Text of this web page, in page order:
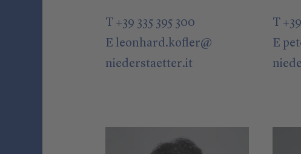
T +39 335 395 300
E leonhard.kofler@
niederstaetter.it
T
E